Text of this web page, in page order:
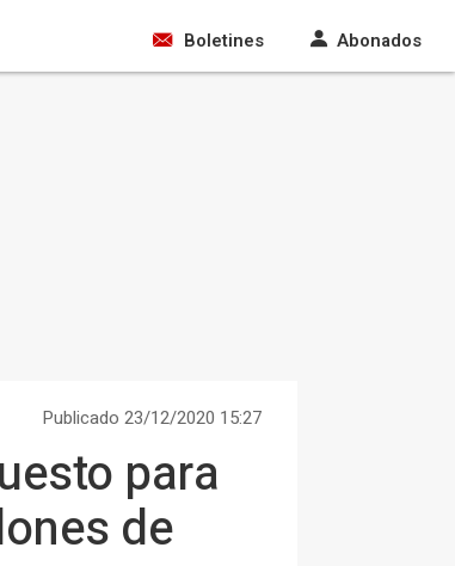
Boletines Abonados
Publicado 23/12/2020 15:27
para
de